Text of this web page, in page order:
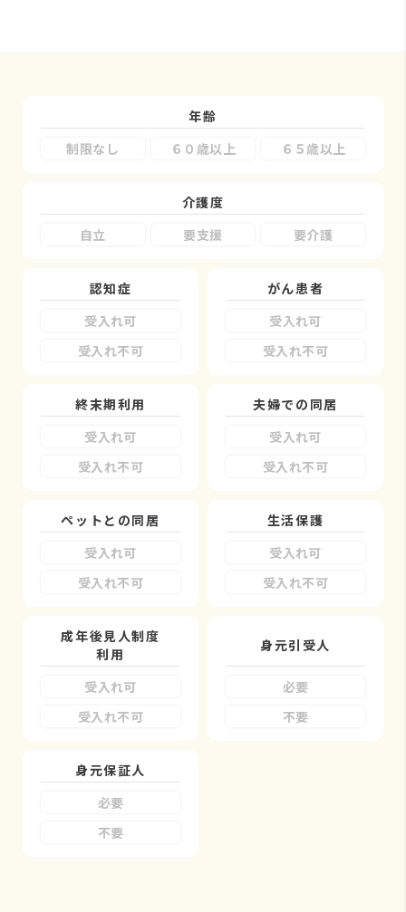
年齢
制限なし
６０歳以上 ６５歳以上
介護度
自立
要支援 要介護
認知症
受入れ可
受入れ不可
がん患者
受入れ可
受入れ不可
終末期利用
受入れ可
受入れ不可
夫婦での同居
受入れ可
受入れ不可
ペットとの同居
受入れ可
受入れ不可
生活保護
受入れ可
受入れ不可
成年後見人制度
利用
受入れ可
受入れ不可
身元引受人
必要
不要
身元保証人
必要
不要